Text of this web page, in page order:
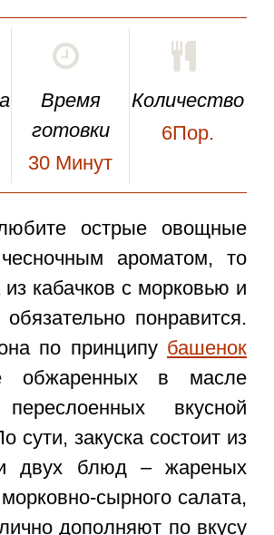
Время
готовки
30 Минут
Количество
6Пор.
острые овощные
ароматом, то
из кабачков с морковью и
понравится.
по принципу башенок
обжаренных в масле
вкусной
сути, закуска состоит из
двух блюд – жареных
сырного салата,
дополняют по вкусу